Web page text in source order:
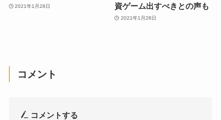
2021年1月28日
資ゲーム出すべきとの声も
2021年1月28日
コメント
コメントする